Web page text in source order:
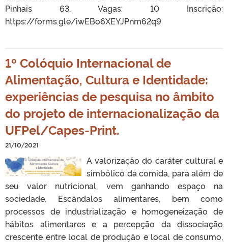
Pinhais 63. Vagas: 10 Inscrição:
https://forms.gle/iwEBo6XEYJPnm62q9
1º Colóquio Internacional de
Alimentação, Cultura e Identidade:
experiências de pesquisa no âmbito
do projeto de internacionalização da
UFPel/Capes-Print.
21/10/2021
A valorização do caráter cultural e
simbólico da comida, para além de
seu valor nutricional, vem ganhando espaço na
sociedade. Escândalos alimentares, bem como
processos de industrialização e homogeneização de
hábitos alimentares e a percepção da dissociação
crescente entre local de produção e local de consumo,